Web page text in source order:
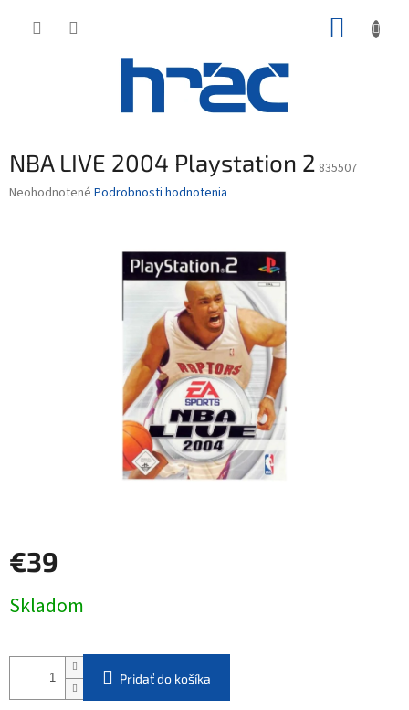
NBA LIVE 2004 Playstation 2 835507
Priemerné
Neohodnotené Podrobnosti hodnotenia
€39
cena:
Skladom
Pridať do košíka